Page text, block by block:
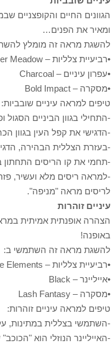
הגוונים החיים והקופצניים
ומאיר את הפנים…
להשגת מראה זה מומלץ
•רביעיית צלליות – Levender Meadow
•עפרון עיניים – Charcoal
•מסקרה – Bold Impact
טיפים למראה עיניים שובביות:
-התחילי בגוון הביניים
-הדגישי את קפל העין בגוון
-בעזרת הצללית הבהירה,
-תחמי את קו הריסים התחתון
-למראה ריסים מלא ועשיר,
לריסים מראה "מניפה".
עיניים זוהרות
הצהרה אופנתית אמיתית
באופנה!
להשגת מראה זה השתמשי ב:
•רביעיית צלליות – Nude Elements
•אייליינר – Black
•מסקרה – Lash Fantasy
טיפים למראה עיניים זוהרות:
-השתמשי בצללית במתינות,
-האייליינר הנוזלי הוא